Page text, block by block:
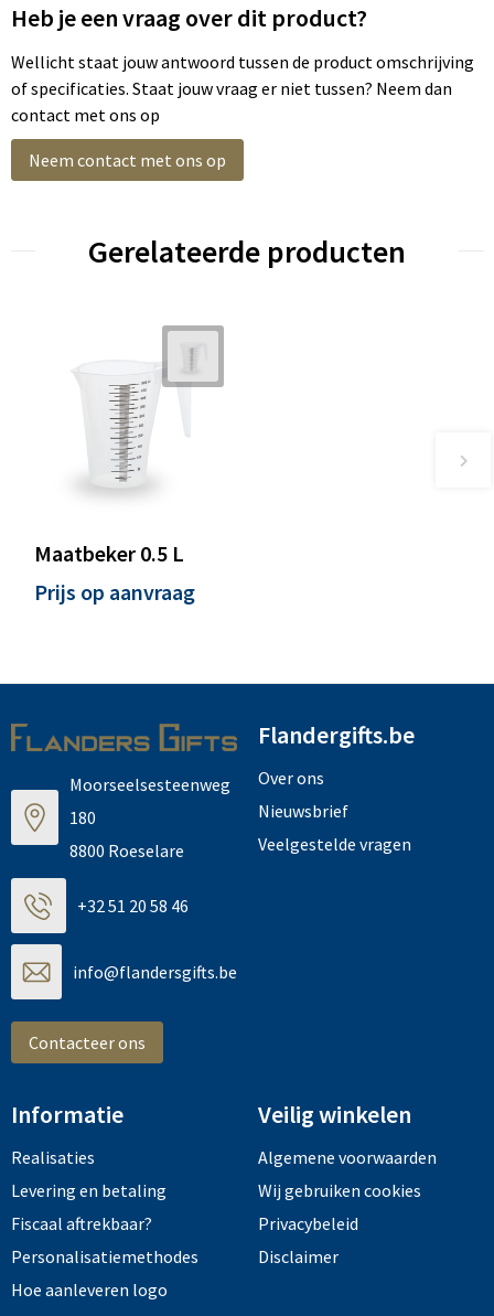
Heb je een vraag over dit product?
Wellicht staat jouw antwoord tussen de product omschrijving
of specificaties. Staat jouw vraag er niet tussen? Neem dan
contact met ons op
Neem contact met ons op
Gerelateerde producten
Maatbeker 0.5 L
Prijs op aanvraag
Moorseelsesteenweg
180
8800 Roeselare
+32 51 20 58 46
info@flandersgifts.be
Contacteer ons
Flandergifts.be
Over ons
Nieuwsbrief
Veelgestelde vragen
Informatie
Realisaties
Levering en betaling
Fiscaal aftrekbaar?
Personalisatiemethodes
Hoe aanleveren logo
Veilig winkelen
Algemene voorwaarden
Wij gebruiken cookies
Privacybeleid
Disclaimer